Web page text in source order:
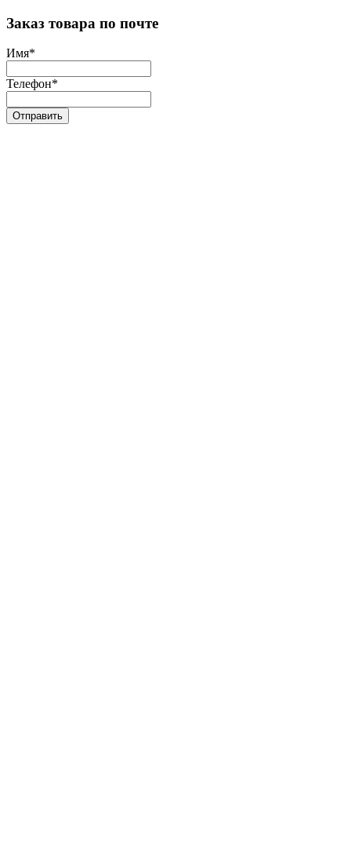
Заказ товара по почте
Имя*
Телефон*
Отправить